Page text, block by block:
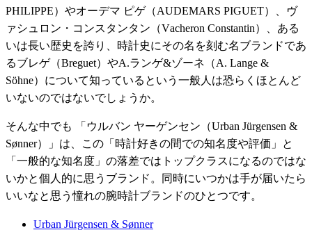
PHILIPPE）やオーデマ ピゲ（AUDEMARS PIGUET）、ヴ
ァシュロン・コンスタンタン（Vacheron Constantin）、ある
いは長い歴史を誇り、時計史にその名を刻む名ブランドであ
るブレゲ（Breguet）やA.ランゲ&ゾーネ（A. Lange &
Söhne）について知っているという一般人は恐らくほとんど
いないのではないでしょうか。
そんな中でも 「ウルバン ヤーゲンセン（Urban Jürgensen &
Sønner）」は、この「時計好きの間での知名度や評価」と
「一般的な知名度」の落差ではトップクラスになるのではな
いかと個人的に思うブランド。同時にいつかは手が届いたら
いいなと思う憧れの腕時計ブランドのひとつです。
Urban Jürgensen & Sønner